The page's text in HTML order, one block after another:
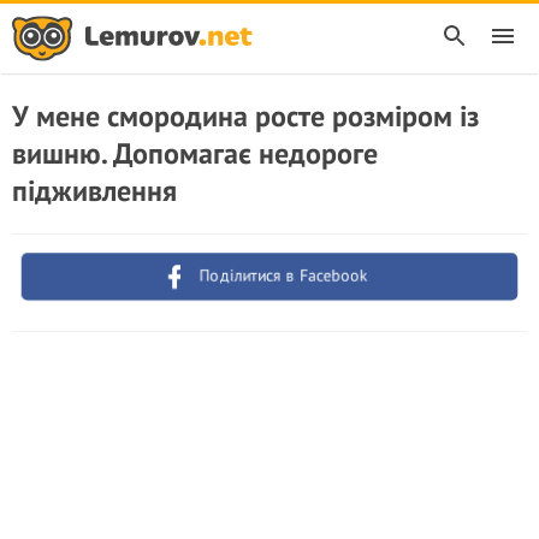
У мене смородина росте розміром із
вишню. Допомагає недороге
підживлення
Поділитися в Facebook